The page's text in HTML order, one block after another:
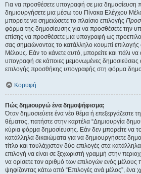
Για να προσθέσετε υπογραφή σε μια δημοσίευση
δημιουργήσετε μια μέσω του Πίνακα Ελέγχου
μπορείτε να σημειώσετε το πλαίσιο επιλογής
φόρμα της δημοσίευσης για να προσθέσετε την
επίσης να προσθέσετε μια υπογραφή ως
σας σημειώνοντας το κατάλληλο κουμπί
Μέλους. Εάν το κάνετε αυτό, μπορείτε και πάλι
υπογραφή σε κάποιες μεμονωμένες δημοσιεύσεις
επιλογής προσθήκης υπογραφής στη φόρμα
Κορυφή
Πώς δημιουργώ ένα δημοψήφισμα;
Όταν δημοσιεύετε ένα νέο θέμα ή επεξεργάζεστε
θέματος, πατήστε στην καρτέλα “Δημιουργία
κύρια φόρμα δημοσίευσης. Εάν δεν μπορείτε να το
κατάλληλα δικαιώματα για να δημιουργήσετε
τίτλο και τουλάχιστον δύο επιλογές στα
επιλογή να είναι σε ξεχωριστή γραμμή στην
να ορίσετε τον αριθμό των επιλογών ενός μέλους
ψηφίζοντας κάτω από “Επιλογές ανά μέλος”, ένα